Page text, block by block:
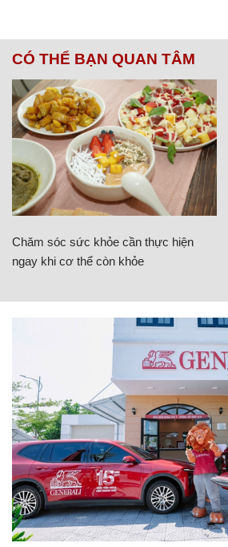
CÓ THỂ BẠN QUAN TÂM
Chăm sóc sức khỏe cần thực hiện
ngay khi cơ thể còn khỏe